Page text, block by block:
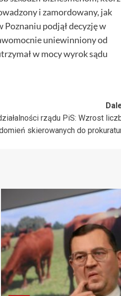
i zamordowany, jak
podjął decyzję w
uniewinniony od
w mocy wyrok sądu
rządu PiS: Wzrost
skierowanych do